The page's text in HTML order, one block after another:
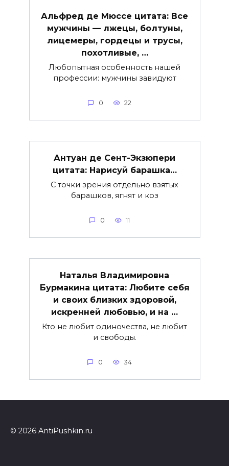
Альфред де Мюссе цитата: Все
мужчины — лжецы, болтуны,
лицемеры, гордецы и трусы,
похотливые, …
Любопытная особенность нашей
профессии: мужчины завидуют
0 22
Антуан де Сент-Экзюпери
цитата: Нарисуй барашка…
С точки зрения отдельно взятых
барашков, ягнят и коз
0 11
Наталья Владимировна
Бурмакина цитата: Любите себя
и своих близких здоровой,
искренней любовью, и на …
Кто не любит одиночества, не любит
и свободы.
0 34
© 2026 AntiPushkin.ru